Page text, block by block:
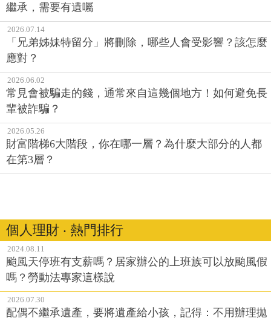
繼承，需要有遺囑
2026.07.14
「兄弟姊妹特留分」將刪除，哪些人會受影響？該怎麼
應對？
2026.06.02
常見會被騙走的錢，通常來自這幾個地方！如何避免長
輩被詐騙？
2026.05.26
財富階梯6大階段，你在哪一層？為什麼大部分的人都
在第3層？
個人理財 ‧ 熱門排行
2024.08.11
颱風天停班有支薪嗎？居家辦公的上班族可以放颱風假
嗎？勞動法專家這樣說
2026.07.30
配偶不繼承遺產，要將遺產給小孩，記得：不用辦理拋